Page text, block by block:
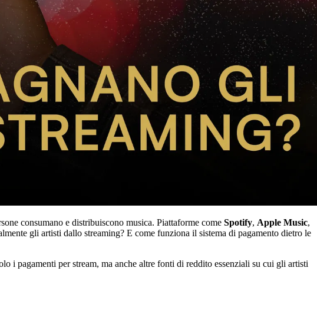
consumano e distribuiscono musica. Piattaforme come Spotify, Apple Music,
gli artisti dallo streaming? E come funziona il sistema di pagamento dietro le
i pagamenti per stream, ma anche altre fonti di reddito essenziali su cui gli artisti